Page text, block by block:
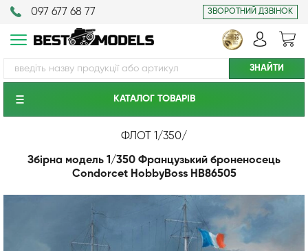
097 677 68 77 ЗВОРОТНИЙ ДЗВІНОК
КАТАЛОГ ТОВАРIВ
ФЛОТ 1/350/
Збірна модель 1/350 Французький броненосець
Condorcet HobbyBoss HB86505